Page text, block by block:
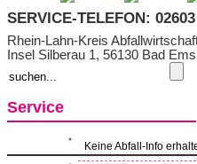
SERVICE-TELEFON:
Rhein-Lahn-Kreis
Insel Silberau 1, 56130 Bad Ems
Service
Keine Abfall-Info